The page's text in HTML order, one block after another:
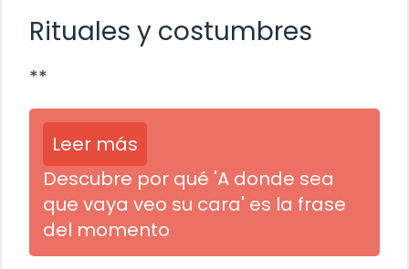
Rituales y costumbres
**
Leer más
Descubre por qué 'A donde sea
que vaya veo su cara' es la frase
del momento